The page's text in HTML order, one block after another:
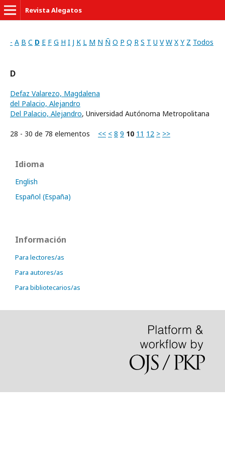
Revista Alegatos
- A B C D E F G H I J K L M N Ñ O P Q R S T U V W X Y Z Todos
D
Defaz Valarezo, Magdalena
del Palacio, Alejandro
Del Palacio, Alejandro, Universidad Autónoma Metropolitana
28 - 30 de 78 elementos << < 8 9 10 11 12 > >>
Idioma
English
Español (España)
Información
Para lectores/as
Para autores/as
Para bibliotecarios/as